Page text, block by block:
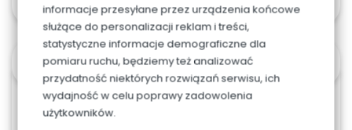
informacje przesyłane przez urządzenia końcowe
służące do personalizacji reklam i treści,
statystyczne informacje demograficzne dla
pomiaru ruchu, będziemy też analizować
przydatność niektórych rozwiązań serwisu, ich
wydajność w celu poprawy zadowolenia
użytkowników.
OPIS
Sernik pistacjowy, delitakny smak zaskoczy Wasze